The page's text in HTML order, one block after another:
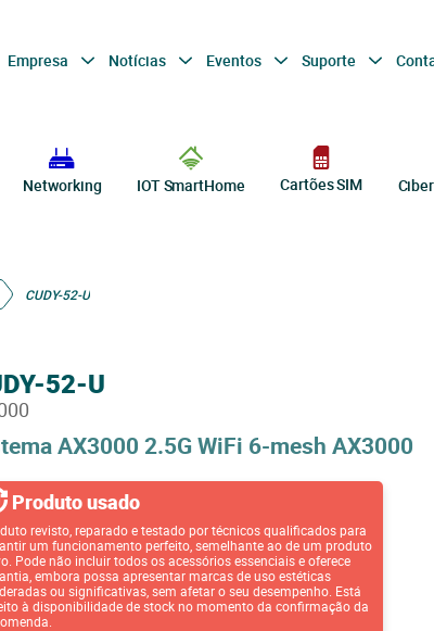
Empresa Notícias Eventos Suporte
Networking IOT SmartHome Cartões SIM
CUDY-52-U
AX3000 2.5G WiFi 6-mesh AX3000
52-U
Produto usado
revisto, reparado e testado por técnicos qualificados para
um funcionamento perfeito, semelhante ao de um produto
Pode não incluir todos os acessórios essenciais e oferece
embora possa apresentar marcas de uso estéticas
ou significativas, sem afetar o seu desempenho. Está
à disponibilidade de stock no momento da confirmação da